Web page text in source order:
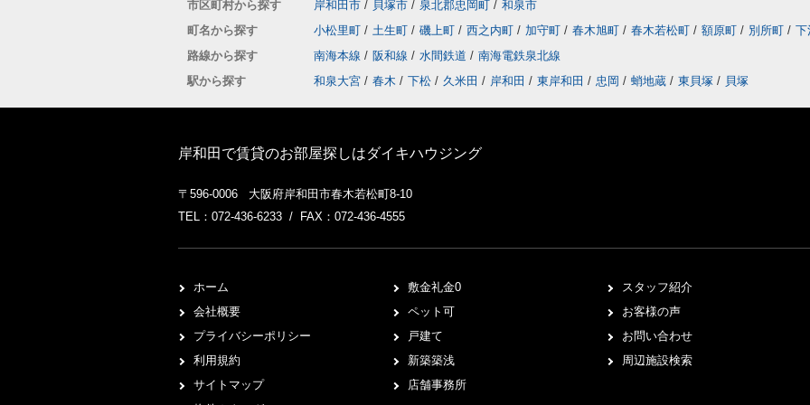
市区町村から探す 岸和田市 / 貝塚市 / 泉北郡忠岡町 / 和泉市
町名から探す
小松里町 / 土生町 / 磯上町 / 西之内町 / 加守町 / 春木旭町 / 春木若松町 / 額原町 / 別所町 / 下
路線から探す
南海本線 / 阪和線 / 水間鉄道 / 南海電鉄泉北線
駅から探す
和泉大宮 / 春木 / 下松 / 久米田 / 岸和田 / 東岸和田 / 忠岡 / 蛸地蔵 / 東貝塚 / 貝塚
岸和田で賃貸のお部屋探しはダイキハウジング
〒596-0006 大阪府岸和田市春木若松町8-10
TEL：072-436-6233 / FAX：072-436-4555
ホーム
会社概要
プライバシーポリシー
利用規約
サイトマップ
敷金礼金0
ペット可
戸建て
新築築浅
店舗事務所
スタッフ紹介
お客様の声
お問い合わせ
周辺施設検索